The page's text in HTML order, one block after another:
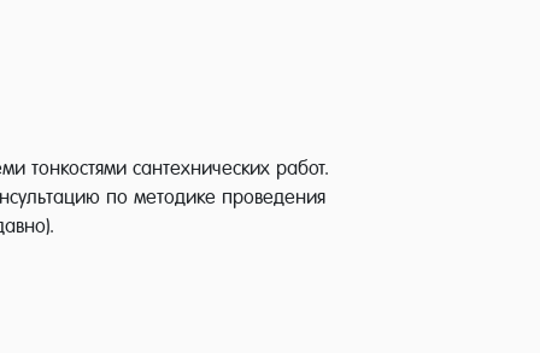
тонкостями сантехнических работ.
по методике проведения